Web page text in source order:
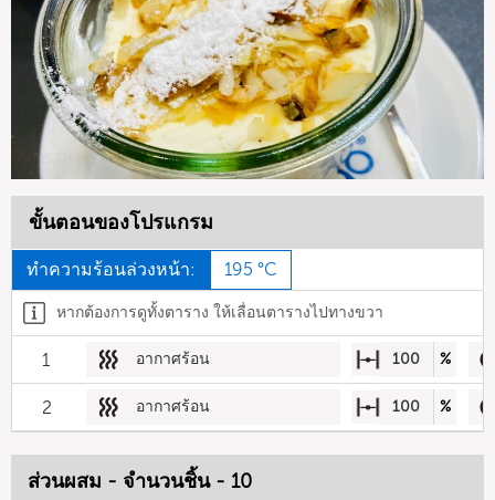
ขั้นตอนของโปรแกรม
ทำความร้อนล่วงหน้า: 195 °C
หากต้องการดูทั้งตาราง ให้เลื่อนตารางไปทางขวา
1 อากาศร้อน 100 %
2 อากาศร้อน 100 %
ส่วนผสม - จำนวนชิ้น - 10